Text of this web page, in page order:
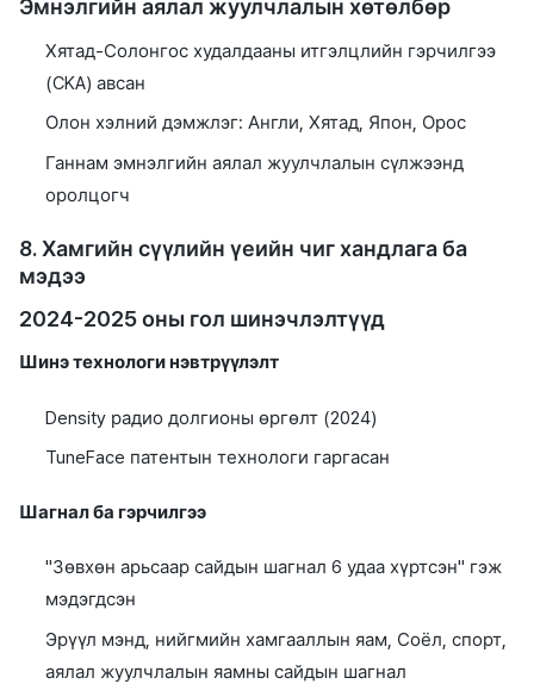
Эмнэлгийн аялал жуулчлалын хөтөлбөр
Хятад-Солонгос худалдааны итгэлцлийн гэрчилгээ
(CKA) авсан
Олон хэлний дэмжлэг: Англи, Хятад, Япон, Орос
Ганнам эмнэлгийн аялал жуулчлалын сүлжээнд
оролцогч
8. Хамгийн сүүлийн үеийн чиг хандлага ба
мэдээ
2024-2025 оны гол шинэчлэлтүүд
Шинэ технологи нэвтрүүлэлт
Density радио долгионы өргөлт (2024)
TuneFace патентын технологи гаргасан
Шагнал ба гэрчилгээ
"Зөвхөн арьсаар сайдын шагнал 6 удаа хүртсэн" гэж
мэдэгдсэн
Эрүүл мэнд, нийгмийн хамгааллын яам, Соёл, спорт,
аялал жуулчлалын яамны сайдын шагнал